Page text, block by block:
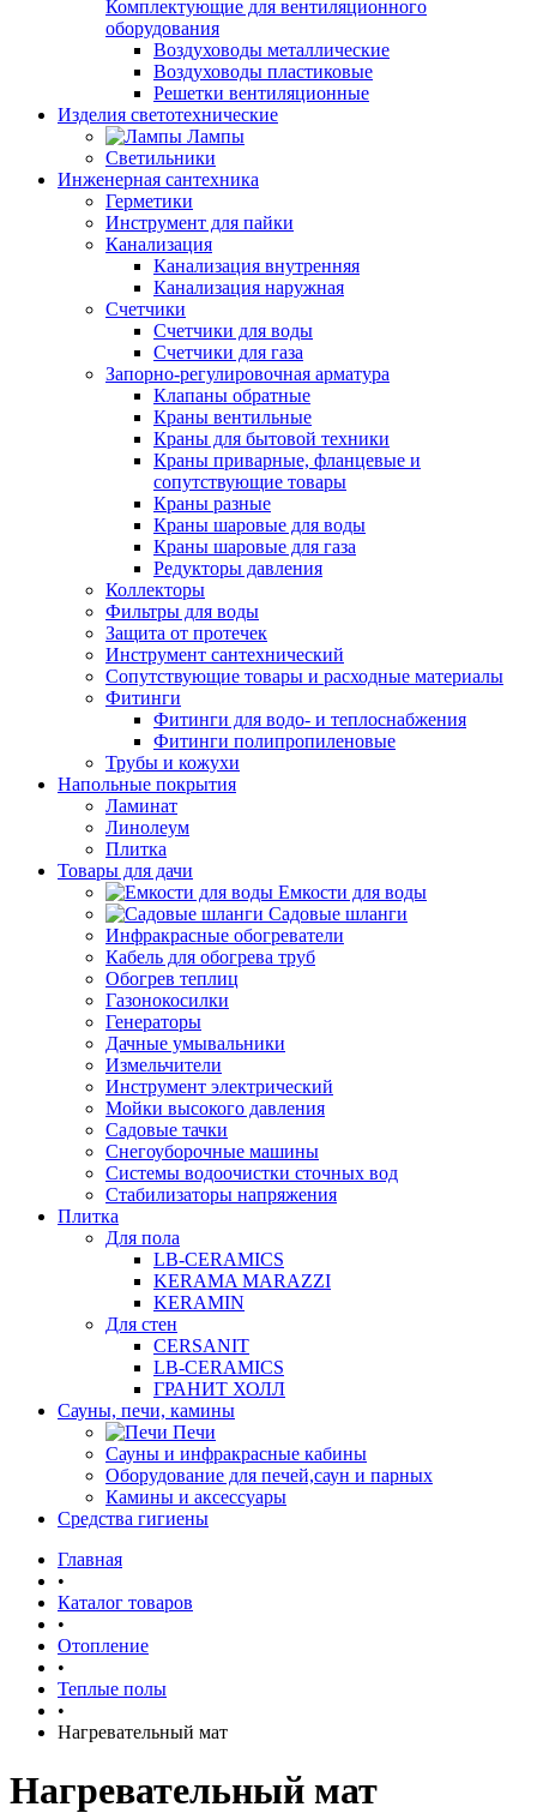
Комплектующие для вентиляционного
оборудования
Воздуховоды металлические
Воздуховоды пластиковые
Решетки вентиляционные
Изделия светотехнические
Лампы
Светильники
Инженерная сантехника
Герметики
Инструмент для пайки
Канализация
Канализация внутренняя
Канализация наружная
Счетчики
Счетчики для воды
Счетчики для газа
Запорно-регулировочная арматура
Клапаны обратные
Краны вентильные
Краны для бытовой техники
Краны приварные, фланцевые и
сопутствующие товары
Краны разные
Краны шаровые для воды
Краны шаровые для газа
Редукторы давления
Коллекторы
Фильтры для воды
Защита от протечек
Инструмент сантехнический
Сопутствующие товары и расходные материалы
Фитинги
Фитинги для водо- и теплоснабжения
Фитинги полипропиленовые
Трубы и кожухи
Напольные покрытия
Ламинат
Линолеум
Плитка
Товары для дачи
Емкости для воды
Садовые шланги
Инфракрасные обогреватели
Кабель для обогрева труб
Обогрев теплиц
Газонокосилки
Генераторы
Дачные умывальники
Измельчители
Инструмент электрический
Мойки высокого давления
Садовые тачки
Снегоуборочные машины
Системы водоочистки сточных вод
Стабилизаторы напряжения
Плитка
Для пола
LB-CERAMICS
KERAMA MARAZZI
KERAMIN
Для стен
CERSANIT
LB-CERAMICS
ГРАНИТ ХОЛЛ
Сауны, печи, камины
Печи
Сауны и инфракрасные кабины
Оборудование для печей,саун и парных
Камины и аксессуары
Средства гигиены
Главная
•
Каталог товаров
•
Отопление
•
Теплые полы
•
Нагревательный мат
Нагревательный мат